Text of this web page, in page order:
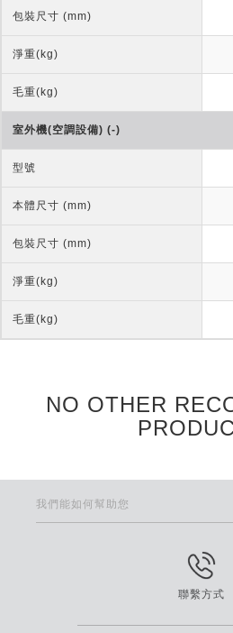
包裝尺寸 (mm)
淨重(kg)
毛重(kg)
室外機(空調設備) (-)
型號
本體尺寸 (mm)
包裝尺寸 (mm)
淨重(kg)
毛重(kg)
NO OTHER
我們能如何幫助您
聯繫方式